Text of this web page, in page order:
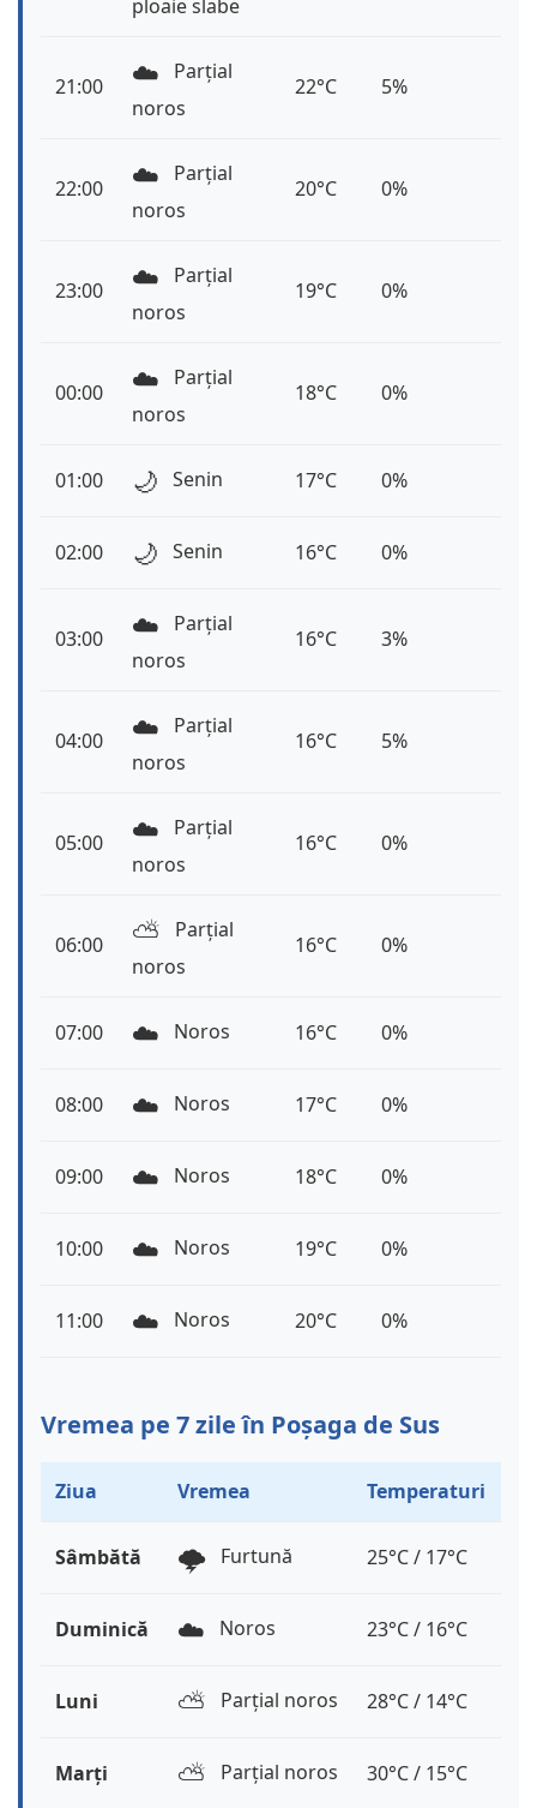
ploaie slabe
21:00 ☁️
Parțial
noros
22°C 5%
22:00 ☁️
Parțial
noros
20°C 0%
23:00 ☁️
Parțial
noros
19°C 0%
00:00 ☁️
Parțial
noros
18°C 0%
01:00 🌙 Senin 17°C 0%
02:00 🌙 Senin 16°C 0%
03:00 ☁️
Parțial
noros
16°C 3%
04:00 ☁️
Parțial
noros
16°C 5%
05:00 ☁️
Parțial
noros
16°C 0%
06:00 ⛅️
Parțial
noros
16°C 0%
07:00 ☁️ Noros 16°C 0%
08:00 ☁️ Noros 17°C 0%
09:00 ☁️ Noros 18°C 0%
10:00 ☁️ Noros 19°C 0%
11:00 ☁️ Noros 20°C 0%
Vremea pe 7 zile în Poșaga de Sus
Ziua Vremea Temperaturi
Sâmbătă 🌩️ Furtună 25°C / 17°C
Duminică ☁️ Noros 23°C / 16°C
Luni ⛅️ Parțial noros 28°C / 14°C
Marți ⛅️ Parțial noros 30°C / 15°C